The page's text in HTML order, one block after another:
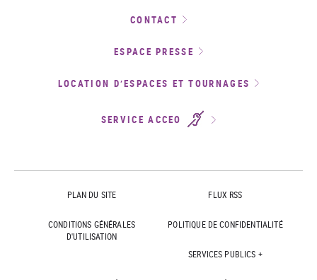
CONTACT
ESPACE PRESSE
LOCATION D’ESPACES ET TOURNAGES
SERVICE ACCEO
PLAN DU SITE FLUX RSS
CONDITIONS GÉNÉRALES
D'UTILISATION
POLITIQUE DE CONFIDENTIALITÉ
SERVICES PUBLICS +